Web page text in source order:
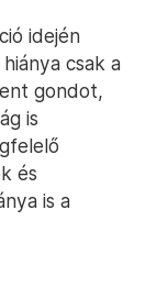
idején
csak a
gondot,
is
és
is a